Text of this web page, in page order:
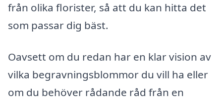
från olika florister, så att du kan hitta det
som passar dig bäst.
Oavsett om du redan har en klar vision av
vilka begravningsblommor du vill ha eller
om du behöver rådande råd från en